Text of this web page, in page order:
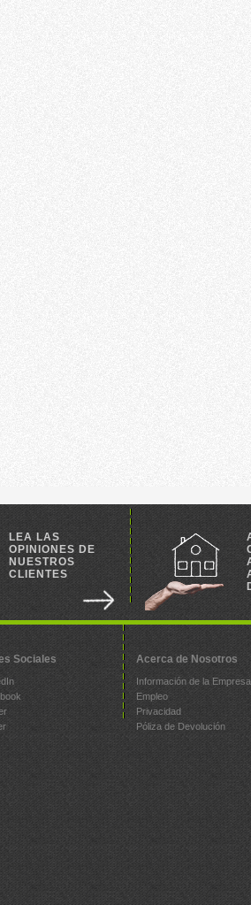
LEA LAS
OPINIONES DE
NUESTROS
CLIENTES
Sociales Acerca de Nosotros
Información de la Empresa
Empleo
Privacidad
Póliza de Devolución